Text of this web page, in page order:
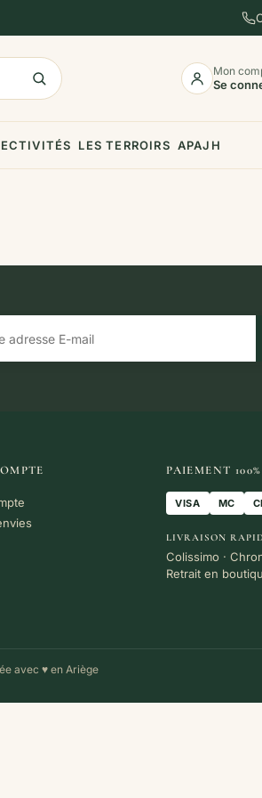
Mon
Se
LES TERROIRS APAJH
PAIEMENT
VISA MC
LIVRAISON
Colissimo ·
Retrait en
avec ♥ en Ariège